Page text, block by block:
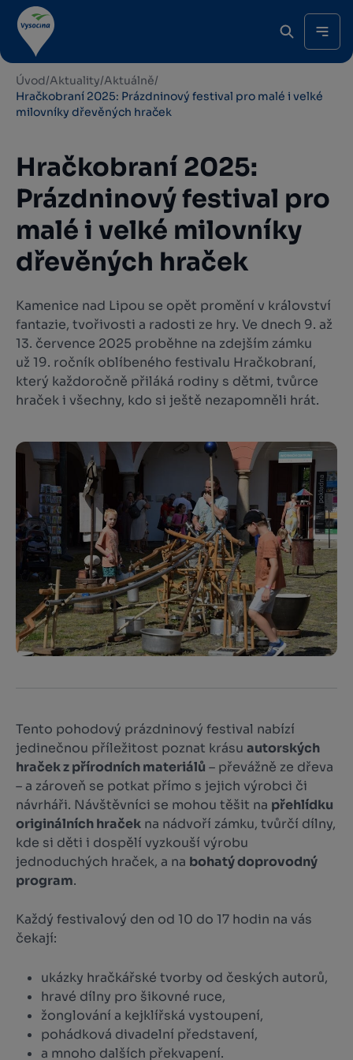
Úvod/Aktuality/Aktuálně/
Hračkobraní 2025: Prázdninový festival pro malé i velké
milovníky dřevěných hraček
Hračkobraní 2025:
Prázdninový festival pro
malé i velké milovníky
dřevěných hraček
Kamenice nad Lipou se opět promění v království
fantazie, tvořivosti a radosti ze hry. Ve dnech 9. až
13. července 2025 proběhne na zdejším zámku
už 19. ročník oblíbeného festivalu Hračkobraní,
který každoročně přiláká rodiny s dětmi, tvůrce
hraček i všechny, kdo si ještě nezapomněli hrát.
Tento pohodový prázdninový festival nabízí
jedinečnou příležitost poznat krásu autorských
hraček z přírodních materiálů – převážně ze dřeva
– a zároveň se potkat přímo s jejich výrobci či
návrháři. Návštěvníci se mohou těšit na přehlídku
originálních hraček na nádvoří zámku, tvůrčí dílny,
kde si děti i dospělí vyzkouší výrobu
jednoduchých hraček, a na bohatý doprovodný
program.
Každý festivalový den od 10 do 17 hodin na vás
čekají:
ukázky hračkářské tvorby od českých autorů,
hravé dílny pro šikovné ruce,
žonglování a kejklířská vystoupení,
pohádková divadelní představení,
a mnoho dalších překvapení.